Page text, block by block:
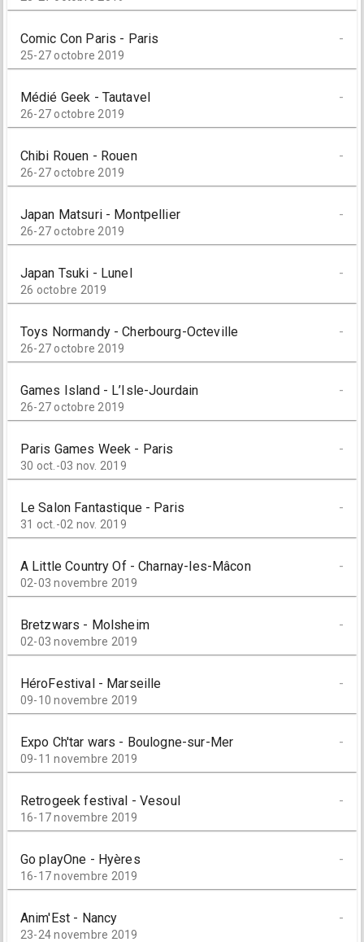
Comic Con Paris - Paris
25-27 octobre 2019
-
Médié Geek - Tautavel
26-27 octobre 2019
-
Chibi Rouen - Rouen
26-27 octobre 2019
-
Japan Matsuri - Montpellier
26-27 octobre 2019
-
Japan Tsuki - Lunel
26 octobre 2019
-
Toys Normandy - Cherbourg-Octeville
26-27 octobre 2019
-
Games Island - L’Isle-Jourdain
26-27 octobre 2019
-
Paris Games Week - Paris
30 oct.-03 nov. 2019
-
Le Salon Fantastique - Paris
31 oct.-02 nov. 2019
-
A Little Country Of - Charnay-les-Mâcon
02-03 novembre 2019
-
Bretzwars - Molsheim
02-03 novembre 2019
-
HéroFestival - Marseille
09-10 novembre 2019
-
Expo Ch'tar wars - Boulogne-sur-Mer
09-11 novembre 2019
-
Retrogeek festival - Vesoul
16-17 novembre 2019
-
Go playOne - Hyères
16-17 novembre 2019
-
Anim'Est - Nancy
23-24 novembre 2019
-